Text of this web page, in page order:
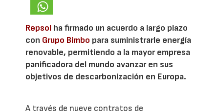
Repsol ha firmado un acuerdo a largo plazo
con Grupo Bimbo para suministrarle energía
renovable, permitiendo a la mayor empresa
panificadora del mundo avanzar en sus
objetivos de descarbonización en Europa.
A través de nueve contratos de